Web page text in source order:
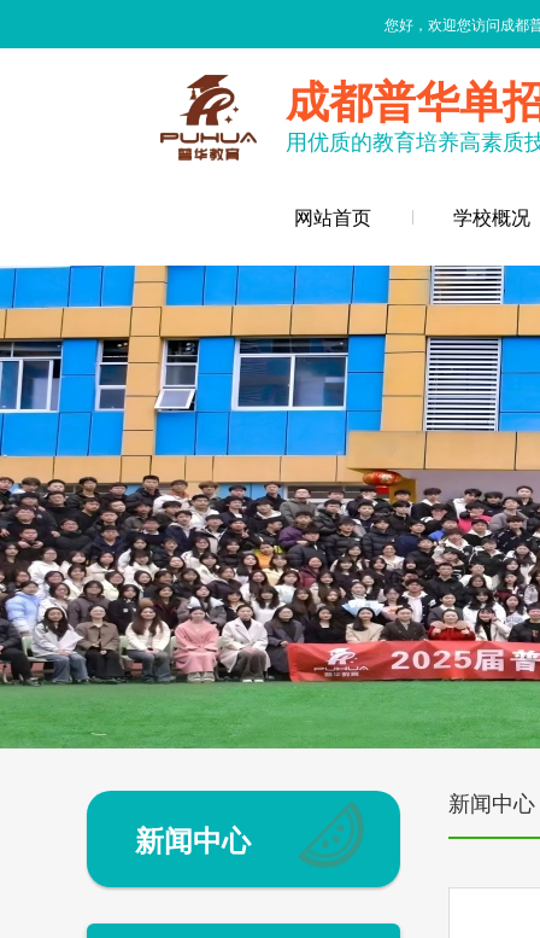
您好，欢迎您访问成都
成都普华单
用优质的教育培养高素质
网站首页 学校概况
新闻中心
新闻中心